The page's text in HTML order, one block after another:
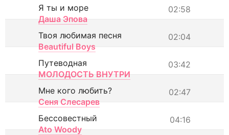
02:58
Я ты и море
Даша Эпова
02:04
Твоя любимая песня
Beautiful Boys
03:42
Путеводная
МОЛОДОСТЬ ВНУТРИ
02:47
Мне кого любить?
Сеня Слесарев
04:16
Бессовестный
Ato Woody